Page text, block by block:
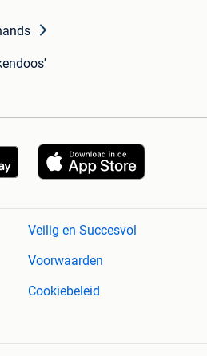
Veilig en Succesvol
Voorwaarden
Cookiebeleid